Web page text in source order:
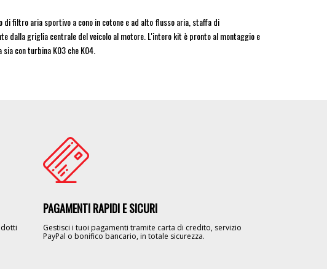
di filtro aria sportivo a cono in cotone e ad alto flusso aria, staffa di
griglia centrale del veicolo al motore. L'intero kit è pronto al montaggio e
con turbina K03 che K04.
Image
PAGAMENTI RAPIDI E SICURI
Gestisci i tuoi pagamenti tramite carta di credito, servizio
PayPal o bonifico bancario, in totale sicurezza.